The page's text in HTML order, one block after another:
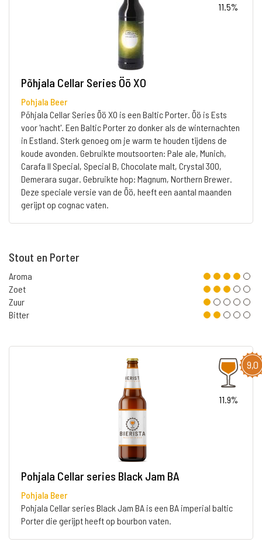
11.5%
Põhjala Cellar Series Öö XO
Pohjala Beer
Põhjala Cellar Series Öö XO is een Baltic Porter. Öö is Ests
voor 'nacht'. Een Baltic Porter zo donker als de winternachten
in Estland. Sterk genoeg om je warm te houden tijdens de
koude avonden. Gebruikte moutsoorten: Pale ale, Munich,
Carafa II Special, Special B, Chocolate malt, Crystal 300,
Demerara sugar. Gebruikte hop: Magnum, Northern Brewer.
Deze speciale versie van de Öö, heeft een aantal maanden
gerijpt op cognac vaten.
Stout en Porter
Aroma
Zoet
Zuur
Bitter
9,0
11.9%
Pohjala Cellar series Black Jam BA
Pohjala Beer
Pohjala Cellar series Black Jam BA is een BA imperial baltic
Porter die gerijpt heeft op bourbon vaten.